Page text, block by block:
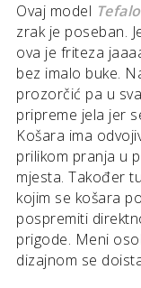
Ovaj model
zrak je poseban.
ova je friteza
bez imalo buke.
prozorčić pa u
pripreme jela jer
Košara ima
prilikom pranja u
mjesta. Također
kojim se košara
pospremiti
prigode. Meni
dizajnom se